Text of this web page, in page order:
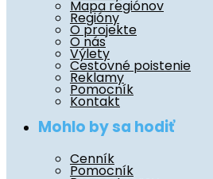
Mapa regiónov
Regióny
O projekte
O nás
Výlety
Cestovné poistenie
Reklamy
Pomocník
Kontakt
Mohlo by sa hodiť
Cenník
Pomocník